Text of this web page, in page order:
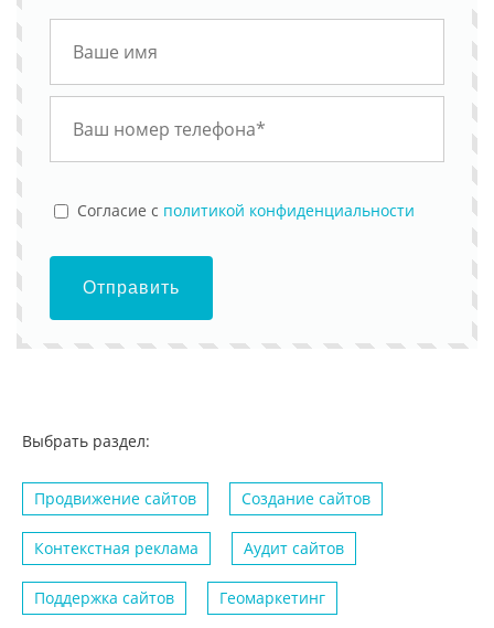
Cогласие с политикой конфиденциальности
Отправить
Выбрать раздел:
Продвижение сайтов Создание сайтов
Контекстная реклама Аудит сайтов
Поддержка сайтов Геомаркетинг